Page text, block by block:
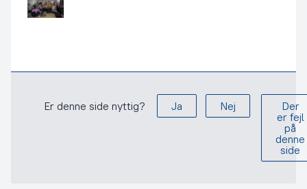
Er denne side nyttig? Ja Nej
Der
er fejl
på
denne
side